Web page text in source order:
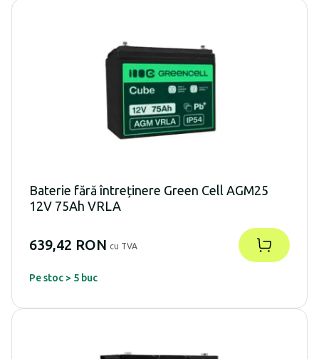
Baterie fără întreținere Green Cell AGM25
12V 75Ah VRLA
639,42 RON cu TVA
Pe stoc > 5 buc